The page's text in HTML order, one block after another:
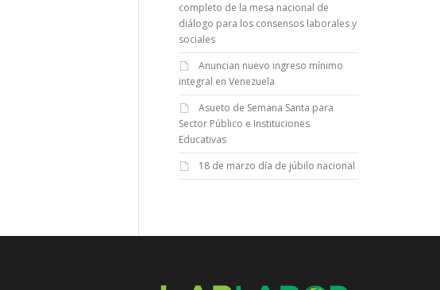
completo de la mesa nacional de
diálogo para los consensos laborales y
sociales
Anuncian nuevo ingreso mínimo
integral en Venezuela
Asueto de Semana Santa para
Sector Público e Instituciones
Educativas
18 de marzo día de júbilo nacional